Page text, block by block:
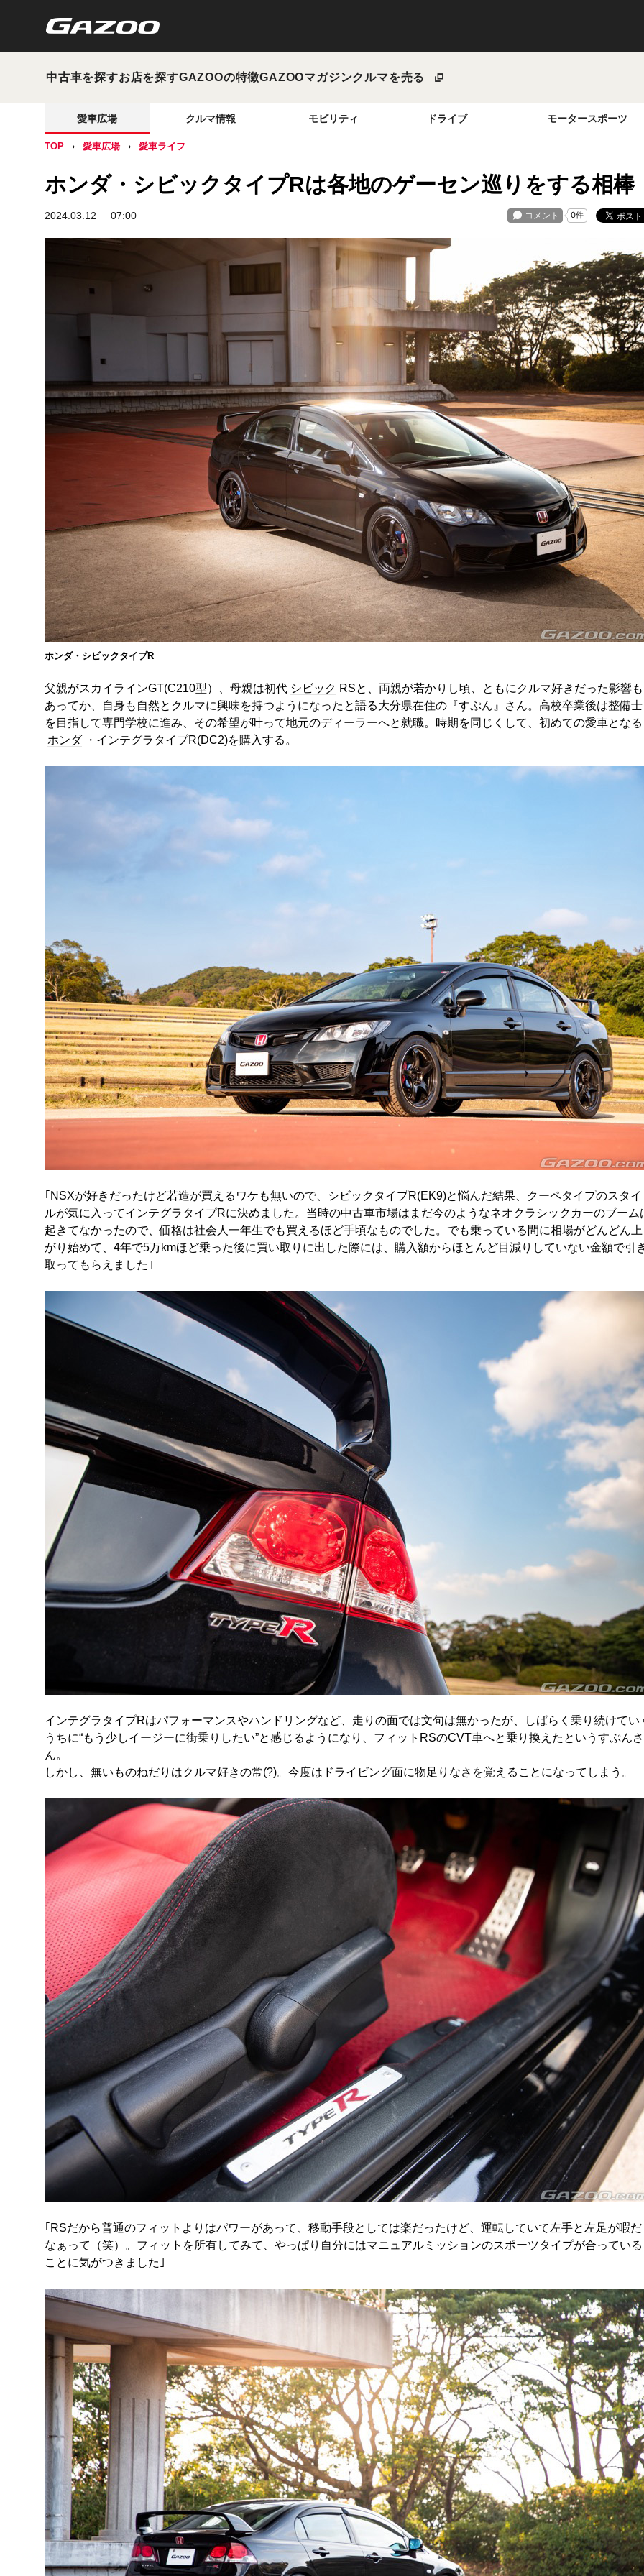
中古車を探すお店を探すGAZOOの特徴GAZOOマガジンクルマを売る
愛車広場 クルマ情報 モビリティ ドライブ モータースポーツ
TOP 愛車広場 愛車ライフ
ホンダ・シビックタイプRは各地のゲーセン巡りをする相棒
2024.03.12 07:00
ホンダ・シビックタイプR
父親がスカイラインGT(C210型）、母親は初代 シビック RSと、両親が若かりし頃、ともにクルマ好きだった影響も
あってか、自身も自然とクルマに興味を持つようになったと語る大分県在住の『すぷん』さん。高校卒業後は整備士
を目指して専門学校に進み、その希望が叶って地元のディーラーへと就職。時期を同じくして、初めての愛車となる
ホンダ
・インテグラタイプR(DC2)を購入する。
｢NSXが好きだったけど若造が買えるワケも無いので、シビックタイプR(EK9)と悩んだ結果、クーペタイプのスタイ
ルが気に入ってインテグラタイプRに決めました。当時の中古車市場はまだ今のようなネオクラシックカーのブーム
起きてなかったので、価格は社会人一年生でも買えるほど手頃なものでした。でも乗っている間に相場がどんどん上
がり始めて、4年で5万kmほど乗った後に買い取りに出した際には、購入額からほとんど目減りしていない金額で引
取ってもらえました｣
インテグラタイプRはパフォーマンスやハンドリングなど、走りの面では文句は無かったが、しばらく乗り続けてい
うちに“もう少しイージーに街乗りしたい”と感じるようになり、フィットRSのCVT車へと乗り換えたというすぷんさ
ん。
しかし、無いものねだりはクルマ好きの常(?)。今度はドライビング面に物足りなさを覚えることになってしまう。
｢RSだから普通のフィットよりはパワーがあって、移動手段としては楽だったけど、運転していて左手と左足が暇だ
なぁって（笑）。フィットを所有してみて、やっぱり自分にはマニュアルミッションのスポーツタイプが合っている
ことに気がつきました｣